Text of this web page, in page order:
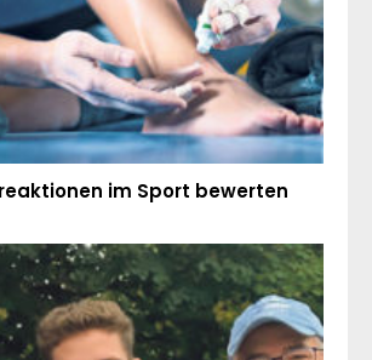
im Sport bewerten